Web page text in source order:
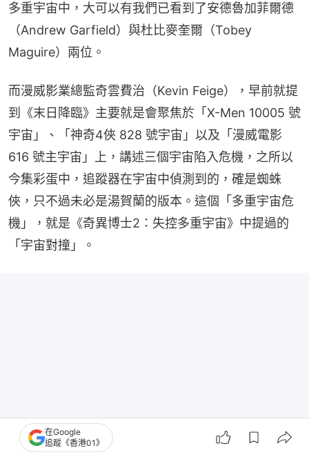
多重宇宙中，大可以有我們已看到了安德魯加菲爾德
（Andrew Garfield）與杜比麥奎爾（Tobey
Maguire）兩位。
而漫威影業總監奇雲費治（Kevin Feige），早前就提
到《末日降臨》主要就是會聚焦於「X-Men 10005 號
宇宙」、「神奇4俠 828 號宇宙」以及「漫威電影
616 號主宇宙」上，講述三個宇宙陷入危機，之所以
今集彩蛋中，追蹤器在宇宙中偵測到的，確是蜘蛛
俠，只不過未必是湯賀蘭的版本。這個「多重宇宙危
機」，就是《奇異博士2：失控多重宇宙》中提過的
「宇宙對撞」。
在Google
追蹤《香港01》